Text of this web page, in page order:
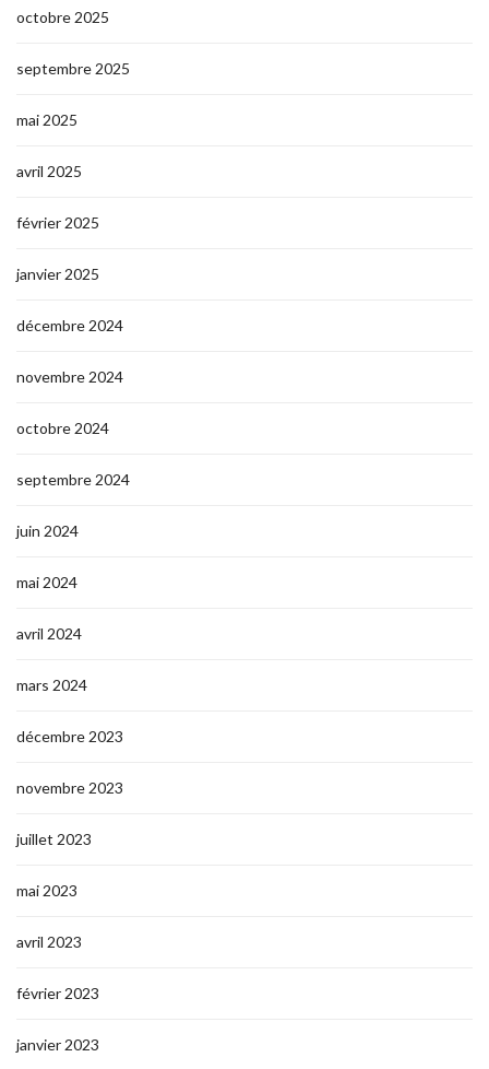
octobre 2025
septembre 2025
mai 2025
avril 2025
février 2025
janvier 2025
décembre 2024
novembre 2024
octobre 2024
septembre 2024
juin 2024
mai 2024
avril 2024
mars 2024
décembre 2023
novembre 2023
juillet 2023
mai 2023
avril 2023
février 2023
janvier 2023